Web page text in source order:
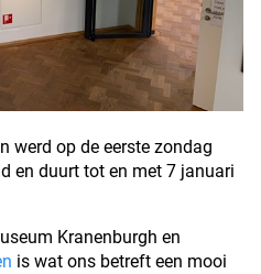
werd op de eerste zondag
en duurt tot en met 7 januari
Kranenburgh en
is wat ons betreft een mooi